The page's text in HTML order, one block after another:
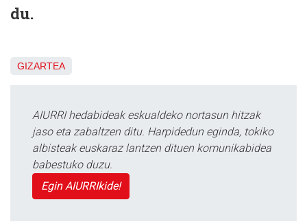
du.
GIZARTEA
AIURRI hedabideak eskualdeko nortasun hitzak
jaso eta zabaltzen ditu. Harpidedun eginda, tokiko
albisteak euskaraz lantzen dituen komunikabidea
babestuko duzu.
Egin AIURRIkide!